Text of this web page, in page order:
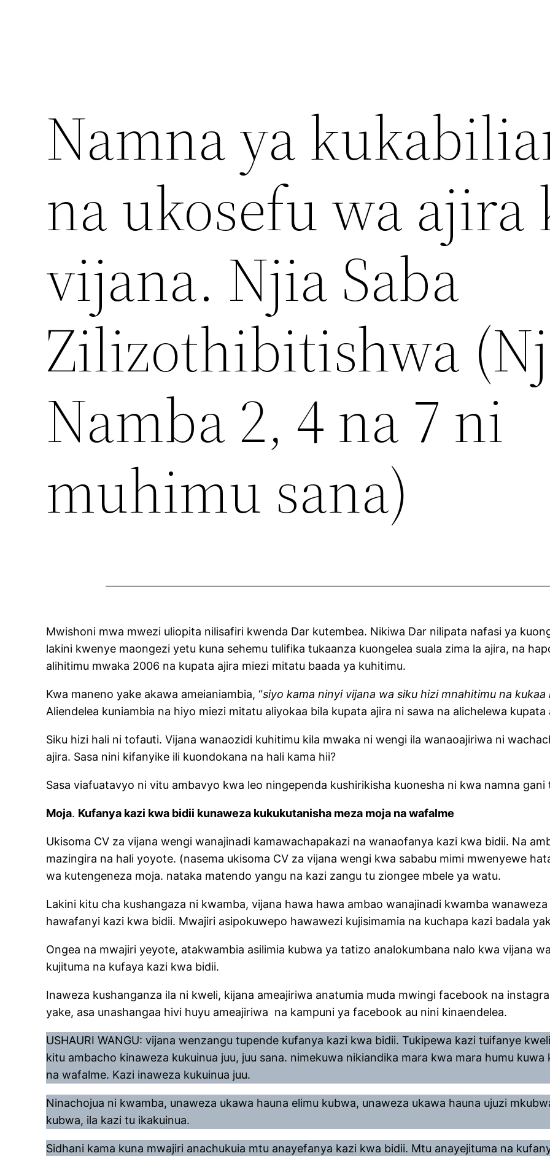
Namna ya
na ukosefu wa ajira
vijana. Njia Saba
Zilizothibitishwa
Namba 2, 4 na 7 ni
muhimu sana)
Mwishoni mwa mwezi uliopita nilisafiri kwenda Dar kutembea. Nikiwa Dar nilipata nafasi ya
lakini kwenye maongezi yetu kuna sehemu tulifika tukaanza kuongelea suala zima la ajira, na
alihitimu mwaka 2006 na kupata ajira miezi mitatu baada ya kuhitimu.
Kwa maneno yake akawa ameianiambia, “siyo kama ninyi vijana wa siku hizi mnahitimu na
Aliendelea kuniambia na hiyo miezi mitatu aliyokaa bila kupata ajira ni sawa na alichelewa kupata
Siku hizi hali ni tofauti. Vijana wanaozidi kuhitimu kila mwaka ni wengi ila wanaoajiriwa ni
ajira. Sasa nini kifanyike ili kuondokana na hali kama hii?
Sasa viafuatavyo ni vitu ambavyo kwa leo ningependa kushirikisha kuonesha ni kwa namna
Moja. Kufanya kazi kwa bidii kunaweza kukukutanisha meza moja na wafalme
Ukisoma CV za vijana wengi wanajinadi kamawachapakazi na wanaofanya kazi kwa bidii. Na
mazingira na hali yoyote. (nasema ukisoma CV za vijana wengi kwa sababu mimi mwenyewe
wa kutengeneza moja. nataka matendo yangu na kazi zangu tu ziongee mbele ya watu.
Lakini kitu cha kushangaza ni kwamba, vijana hawa hawa ambao wanajinadi kwamba
hawafanyi kazi kwa bidii. Mwajiri asipokuwepo hawawezi kujisimamia na kuchapa kazi badala
Ongea na mwajiri yeyote, atakwambia asilimia kubwa ya tatizo analokumbana nalo kwa vijana
kujituma na kufaya kazi kwa bidii.
Inaweza kushanganza ila ni kweli, kijana ameajiriwa anatumia muda mwingi facebook na
yake, asa unashangaa hivi huyu ameajiriwa na kampuni ya facebook au nini kinaendelea.
USHAURI WANGU: vijana wenzangu tupende kufanya kazi kwa bidii. Tukipewa kazi tuifanye
kitu ambacho kinaweza kukuinua juu, juu sana. nimekuwa nikiandika mara kwa mara humu
na wafalme. Kazi inaweza kukuinua juu.
Ninachojua ni kwamba, unaweza ukawa hauna elimu kubwa, unaweza ukawa hauna ujuzi
kubwa, ila kazi tu ikakuinua.
Sidhani kama kuna mwajiri anachukuia mtu anayefanya kazi kwa bidii. Mtu anayejituma na